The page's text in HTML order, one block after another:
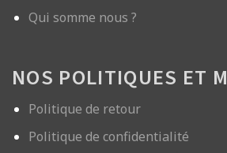
Qui somme nous ?
NOS POLITIQUES ET
Politique de retour
Politique de confidentialité